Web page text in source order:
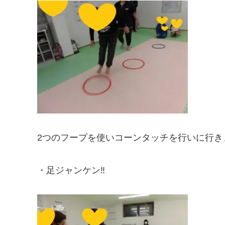
2つのフープを使いコーンタッチを行いに行
・足ジャンケン‼